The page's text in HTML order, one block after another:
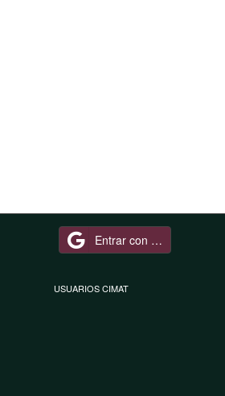
Entrar con Google
USUARIOS CIMAT